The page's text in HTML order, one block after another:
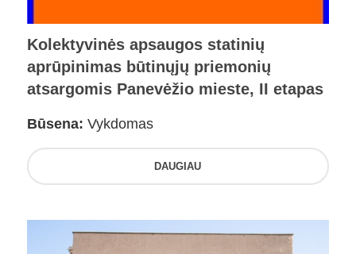
Kolektyvinės apsaugos statinių
aprūpinimas būtinųjų priemonių
atsargomis Panevėžio mieste, II etapas
Būsena: Vykdomas
DAUGIAU